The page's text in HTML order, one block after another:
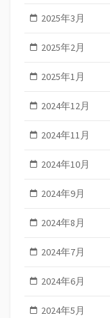
2025年3月
2025年2月
2025年1月
2024年12月
2024年11月
2024年10月
2024年9月
2024年8月
2024年7月
2024年6月
2024年5月